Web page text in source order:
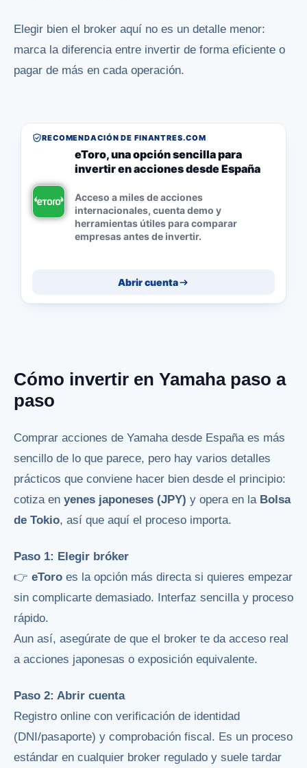
Elegir bien el broker aquí no es un detalle menor:
marca la diferencia entre invertir de forma eficiente o
pagar de más en cada operación.
RECOMENDACIÓN DE FINANTRES.COM
eToro, una opción sencilla para
invertir en acciones desde España
Acceso a miles de acciones
internacionales, cuenta demo y
herramientas útiles para comparar
empresas antes de invertir.
Abrir cuenta
Cómo invertir en Yamaha paso a
paso
Comprar acciones de Yamaha desde España es más
sencillo de lo que parece, pero hay varios detalles
prácticos que conviene hacer bien desde el principio:
cotiza en yenes japoneses (JPY) y opera en la Bolsa
de Tokio, así que aquí el proceso importa.
Paso 1: Elegir bróker
👉 eToro es la opción más directa si quieres empezar
sin complicarte demasiado. Interfaz sencilla y proceso
rápido.
Aun así, asegúrate de que el broker te da acceso real
a acciones japonesas o exposición equivalente.
Paso 2: Abrir cuenta
Registro online con verificación de identidad
(DNI/pasaporte) y comprobación fiscal. Es un proceso
estándar en cualquier broker regulado y suele tardar